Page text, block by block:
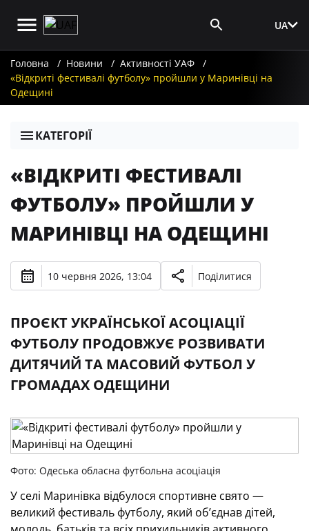
UA
Головна Новини
Активності УАФ
«Відкриті фестивалі футболу» пройшли у Маринівці на
Одещині
КАТЕГОРІЇ
«ВІДКРИТІ ФЕСТИВАЛІ
ФУТБОЛУ» ПРОЙШЛИ У
МАРИНІВЦІ НА ОДЕЩИНІ
10 червня 2026, 13:04 Поділитися
ПРОЄКТ УКРАЇНСЬКОЇ АСОЦІАЦІЇ
ФУТБОЛУ ПРОДОВЖУЄ РОЗВИВАТИ
ДИТЯЧИЙ ТА МАСОВИЙ ФУТБОЛ У
ГРОМАДАХ ОДЕЩИНИ
Фото: Одеська обласна футбольна асоціація
У селі Маринівка відбулося спортивне свято —
великий фестиваль футболу, який об’єднав дітей,